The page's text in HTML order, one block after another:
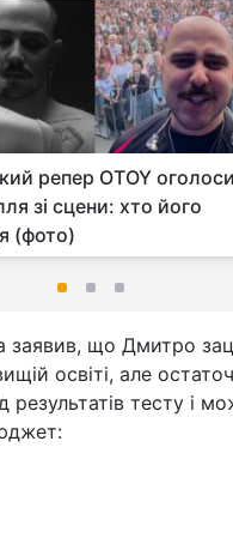
репер OTOY
зі сцени: хто його
(фото)
заявив, що Дмитро
освіті, але
результатів тесту і